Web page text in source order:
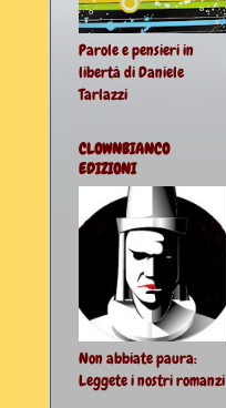
Parole e pensieri in
libertà di Daniele
Tarlazzi
CLOWNBIANCO
EDIZIONI
Non abbiate paura:
Leggete i nostri romanzi